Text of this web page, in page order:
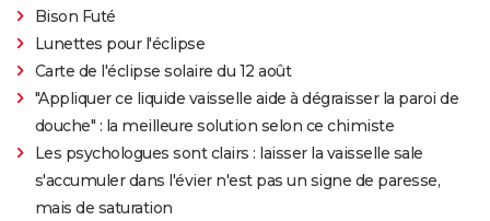
Bison Futé
Lunettes pour l'éclipse
Carte de l'éclipse solaire du 12 août
"Appliquer ce liquide vaisselle aide à dégraisser la paroi de
douche" : la meilleure solution selon ce chimiste
Les psychologues sont clairs : laisser la vaisselle sale
s'accumuler dans l'évier n'est pas un signe de paresse,
mais de saturation